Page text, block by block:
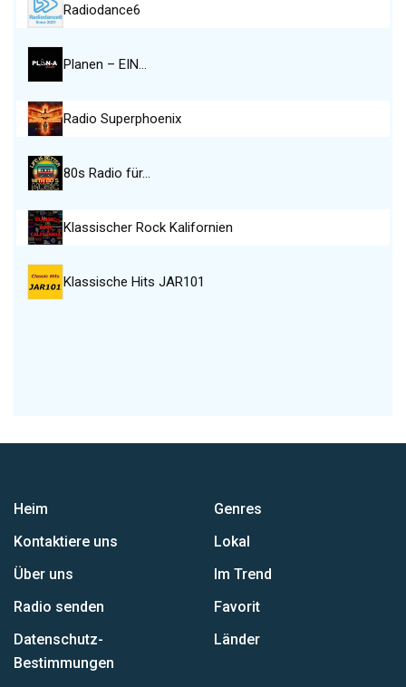
Radiodance6
Planen – EIN…
Radio Superphoenix
80s Radio für…
Klassischer Rock Kalifornien
Klassische Hits JAR101
Heim
Kontaktiere uns
Über uns
Radio senden
Datenschutz-
Bestimmungen
Genres
Lokal
Im Trend
Favorit
Länder